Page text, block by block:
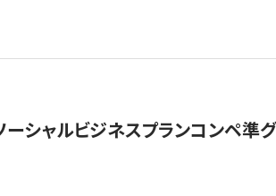
シャルビジネスプランコンペ準